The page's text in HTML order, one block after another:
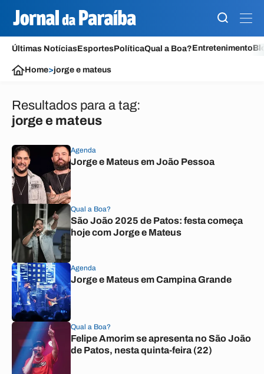
Últimas NotíciasEsportesPolíticaQual a Boa?Entretenimento
Home>jorge e mateus
Resultados para a tag:
jorge e mateus
Agenda
Jorge e Mateus em João Pessoa
Qual a Boa?
São João 2025 de Patos: festa começa
hoje com Jorge e Mateus
Agenda
Jorge e Mateus em Campina Grande
Qual a Boa?
Felipe Amorim se apresenta no São João
de Patos, nesta quinta-feira (22)